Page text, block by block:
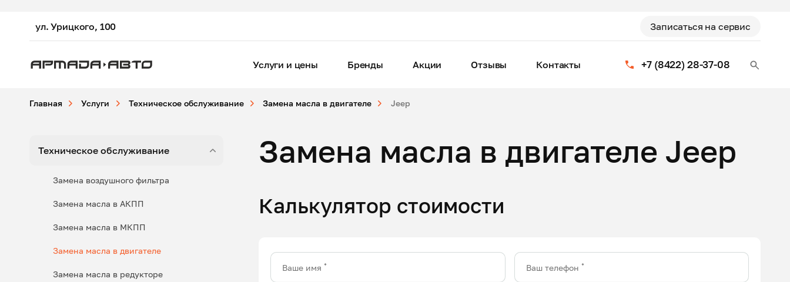
ул. Урицкого, 100 Записаться на сервис
+7 (8422) 28-37-08
Услуги и цены Бренды Акции Отзывы Контакты
Главная Услуги Техническое обслуживание Замена масла в двигателе Jeep
Техническое обслуживание
Замена воздушного фильтра
Замена масла в АКПП
Замена масла в МКПП
Замена масла в двигателе
Замена масла в редукторе
Замена масла в двигателе Jeep
Калькулятор стоимости
Ваше имя * Ваш телефон *